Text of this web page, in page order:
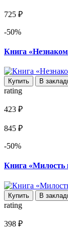
725 ₽
-50%
Книга
Купить В
rating
423 ₽
845 ₽
-50%
Книга «Милость
Купить В
rating
398 ₽